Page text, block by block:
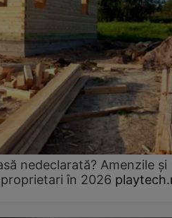
nedeclarată? Amenzile și
în 2026